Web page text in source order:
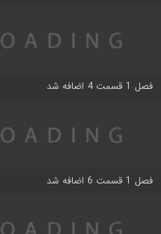
فصل 1 قسمت 4 اضافه شد
فصل 1 قسمت 6 اضافه شد